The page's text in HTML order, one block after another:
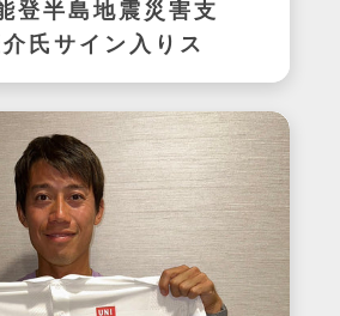
登半島地震災害支
氏サイン入りス